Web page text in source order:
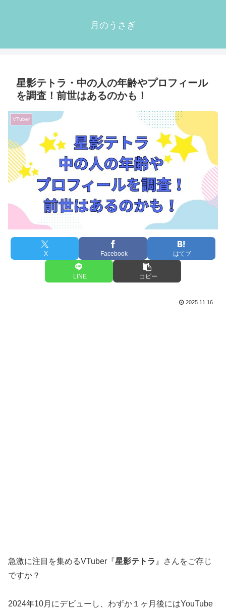
月のうさぎ
星影テトラ・中の人の年齢やプロフィール
を調査！前世はあるのかも！
VTuber
X Facebook はてブ
LINE コピー
2025.11.16
急激に注目を集めるVTuber『星影テトラ 』さんをご存じ
ですか？
2024年10月にデビューし、わずか１ヶ月後にはYouTube